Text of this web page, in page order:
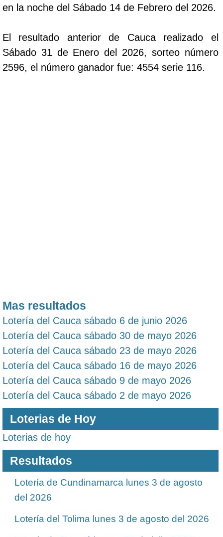
en la noche del Sábado 14 de Febrero del 2026.
El resultado anterior de Cauca realizado el
Sábado 31 de Enero del 2026, sorteo número
2596, el número ganador fue: 4554 serie 116.
Mas resultados
Lotería del Cauca sábado 6 de junio 2026
Lotería del Cauca sábado 30 de mayo 2026
Lotería del Cauca sábado 23 de mayo 2026
Lotería del Cauca sábado 16 de mayo 2026
Lotería del Cauca sábado 9 de mayo 2026
Lotería del Cauca sábado 2 de mayo 2026
Loterias de Hoy
Loterias de hoy
Resultados
Lotería de Cundinamarca lunes 3 de agosto
del 2026
Lotería del Tolima lunes 3 de agosto del 2026